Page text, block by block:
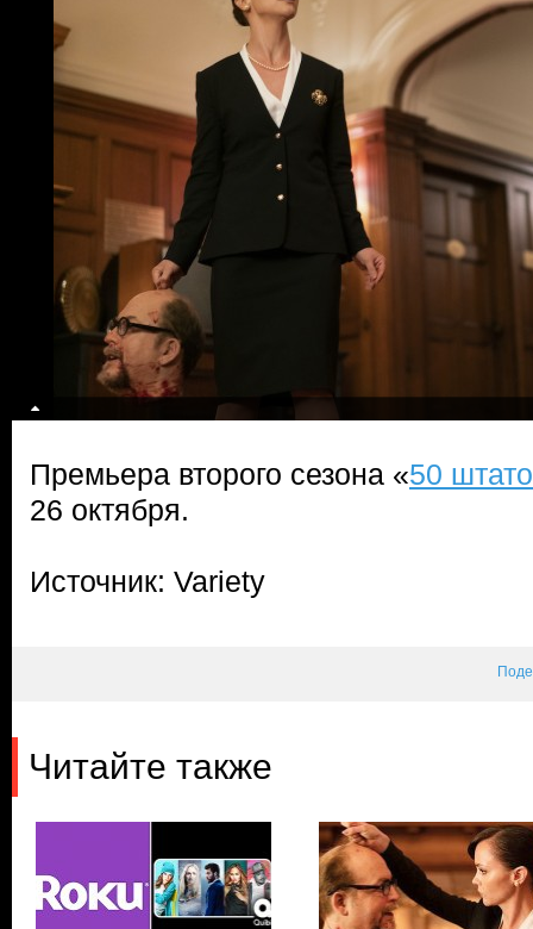
Премьера второго сезона «50
26 октября.
Источник: Variety
Читайте также